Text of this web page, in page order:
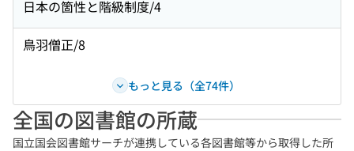
日本の箇性と階級制度/4
鳥羽僧正/8
もっと見る（全74件）
全国の図書館の所蔵
国立国会図書館サーチが連携している各図書館等から取得した所